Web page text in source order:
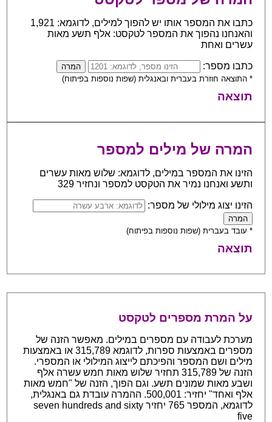
כתבו את המספר אותו יש להפוך למילים, לדוגמא: 1,921
והאנחנו נהפוך את המספר לטקסט: אלף תשע מאות
עשרים ואחת
כתבו מספר:
* התוצאה חוזרת בעברית ובאנגלית (שפות נוספות בפיתוח)
תוצאה
המרה של מילים למספר
הזינו את המספר במילים, לדוגמא: שלוש מאות עשרים
ותשע ואנחנו נמיר את הטקסט למספר ונחזיר 329
הזינו יצוג מילולי של מספר:
* עובד בעברית (שפות נוספות בפיתוח)
תוצאה
על המרת מספרים לטקסט
מערכת לעבודה עם מספרים במילים. מאפשר הזנה של
מספרים באמצעות ספרות, לדוגמא 315,789 או באמצעות
מילים ושם המספר והפיכתם לייצוג המילולי או המספרי.
הזנה של 315,789 תחזיר שלוש מאות חמש עשרה אלף
ושבע מאות שמונים תשע. וגם הפוך, הזנה של "חמש מאות
אלף ואחד" יחזיר: 500,001. ההמרה עובדת גם באנגלית,
לדוגמא, המספר 765 יחזיר seven hundreds and sixty
five